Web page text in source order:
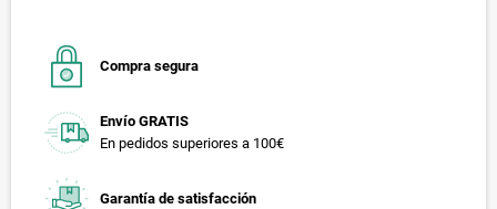
Compra segura
Envío GRATIS
En pedidos superiores a 100€
Garantía de satisfacción